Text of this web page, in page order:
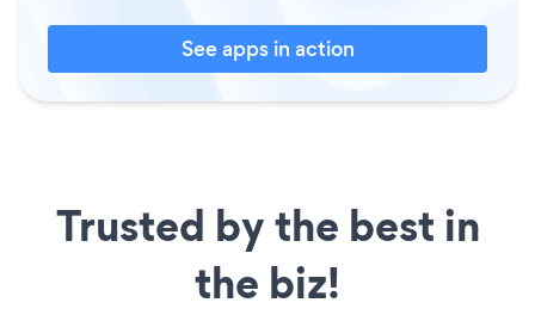
See apps in action
Trusted by the best in
the biz!